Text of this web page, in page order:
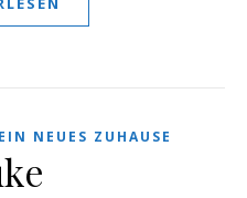
NEUES ZUHAUSE